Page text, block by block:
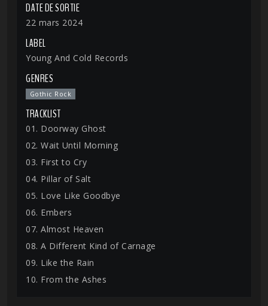
DATE DE SORTIE
22 mars 2024
LABEL
Young And Cold Records
GENRES
Gothic Rock
TRACKLIST
01. Doorway Ghost
02. Wait Until Morning
03. First to Cry
04. Pillar of Salt
05. Love Like Goodbye
06. Embers
07. Almost Heaven
08. A Different Kind of Carnage
09. Like the Rain
10. From the Ashes